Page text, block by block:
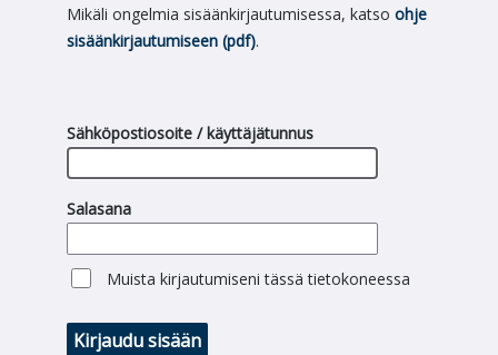
Mikäli ongelmia sisäänkirjautumisessa, katso ohje
sisäänkirjautumiseen (pdf).
Sähköpostiosoite / käyttäjätunnus
Salasana
Muista kirjautumiseni tässä tietokoneessa
Kirjaudu sisään